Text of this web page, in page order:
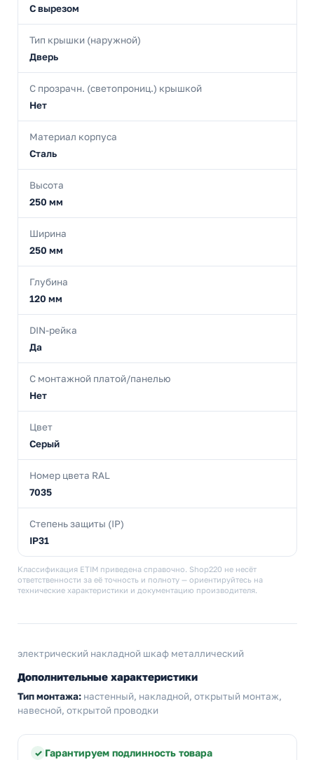
С вырезом
Тип крышки (наружной)
Дверь
С прозрачн. (светопрониц.) крышкой
Нет
Материал корпуса
Сталь
Высота
250 мм
Ширина
250 мм
Глубина
120 мм
DIN-рейка
Да
С монтажной платой/панелью
Нет
Цвет
Серый
Номер цвета RAL
7035
Степень защиты (IP)
IP31
Классификация ETIM приведена справочно. Shop220 не несёт
ответственности за её точность и полноту — ориентируйтесь на
технические характеристики и документацию производителя.
электрический накладной шкаф металлический
Дополнительные характеристики
Тип монтажа: настенный, накладной, открытый монтаж,
навесной, открытой проводки
Гарантируем подлинность товара